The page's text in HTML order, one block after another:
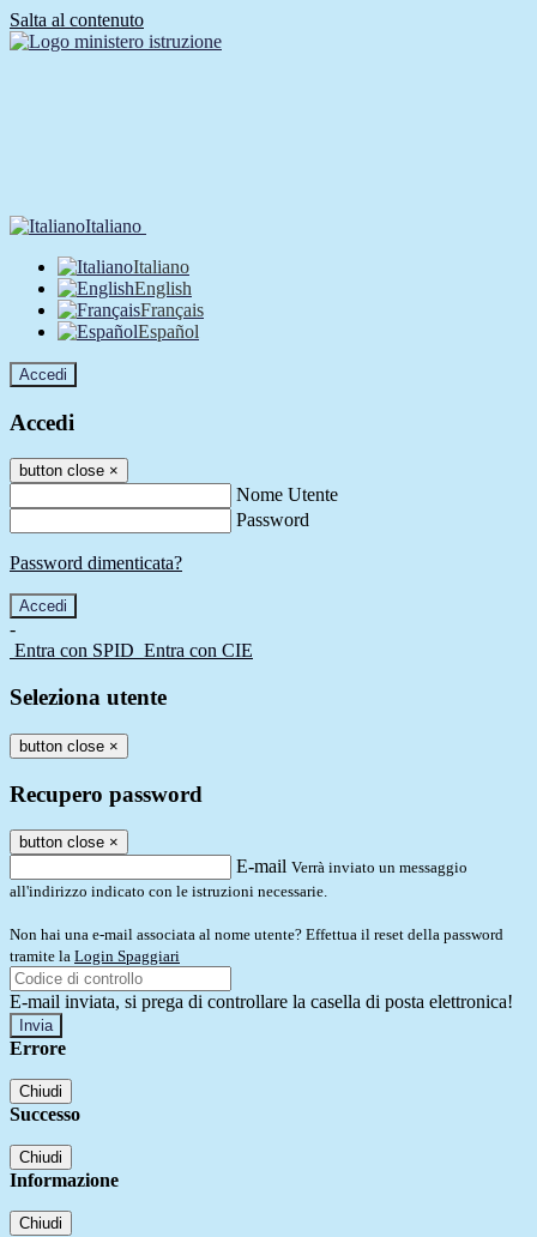
Salta al contenuto
Italiano
Italiano
English
Français
Español
Accedi
Accedi
button close ×
Nome Utente
Password
Password dimenticata?
-
Entra con SPID Entra con CIE
Seleziona utente
button close ×
Recupero password
button close ×
E-mail Verrà inviato un messaggio
all'indirizzo indicato con le istruzioni necessarie.
Non hai una e-mail associata al nome utente? Effettua il reset della password
tramite la Login Spaggiari
E-mail inviata, si prega di controllare la casella di posta elettronica!
Errore
Chiudi
Successo
Chiudi
Informazione
Chiudi